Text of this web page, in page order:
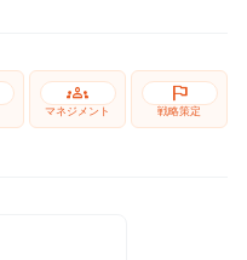
groups
マネジメント
flag
戦略策定